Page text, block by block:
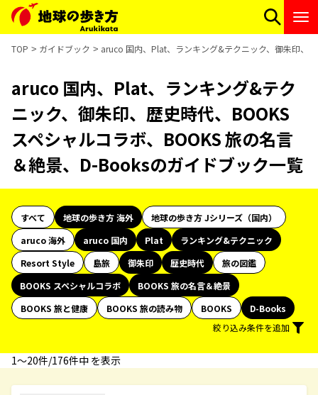
TOP ガイドブック aruco 国内、Plat、ランキング&テクニック、御朱印、
aruco 国内、Plat、ランキング&テク
ニック、御朱印、歴史時代、BOOKS
スペシャルコラボ、BOOKS 旅の名言
＆絶景、D-Booksのガイドブック一覧
すべて 地球の歩き方 海外
地球の歩き方 Jシリーズ（国内）
aruco 海外
aruco 国内 Plat
ランキング&テクニック
Resort Style
島旅 御朱印 歴史時代
旅の図鑑
BOOKS スペシャルコラボ
BOOKS 旅の名言＆絶景
BOOKS 旅と健康
BOOKS 旅の読み物 BOOKS
D-Books
絞り込み条件を追加
1〜20件/176件中 を表示